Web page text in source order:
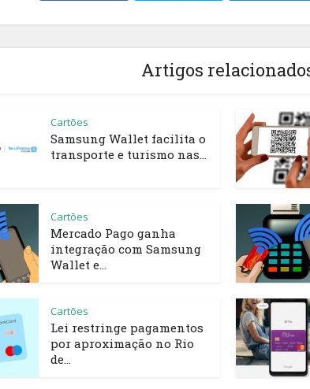
Artigos
Cartões
Samsung Wallet facilita o
transporte e turismo nas...
Cartões
Mercado Pago ganha
integração com Samsung
Wallet e...
Cartões
Lei restringe pagamentos
por aproximação no Rio
de...